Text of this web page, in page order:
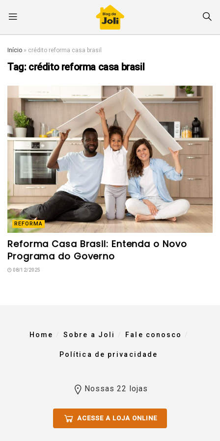
Início » crédito reforma casa brasil
Tag: crédito reforma casa brasil
REFORMA
Reforma Casa Brasil: Entenda o Novo
Programa do Governo
08/12/2025
Home Sobre a Joli Fale conosco
Política de privacidade
Nossas 22 lojas
ACESSE A LOJA ONLINE